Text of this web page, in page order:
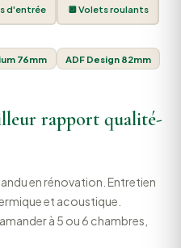
d'entrée 🔲 Volets roulants
76mm
ADF Design 82mm
rapport qualité-
en rénovation. Entretien
et acoustique.
à 5 ou 6 chambres,